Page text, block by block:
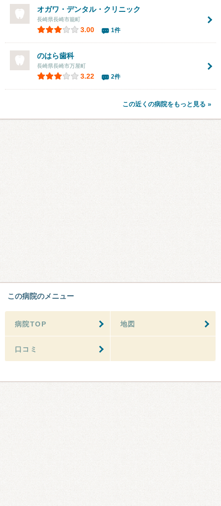
オガワ・デンタル・クリニック
長崎県長崎市籠町
3.00 1件
のはら歯科
長崎県長崎市万屋町
3.22 2件
この近くの病院をもっと見る »
この病院のメニュー
病院TOP 地図
口コミ